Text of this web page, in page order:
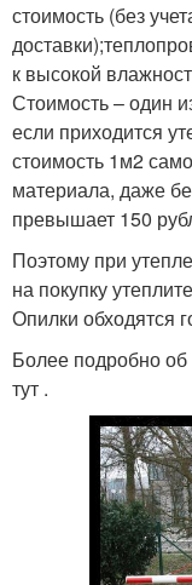
стоимость (без
к высокой
Стоимость – один
если приходится
стоимость 1м2
материала, даже
превышает 150
Поэтому при
на покупку
Опилки обходятся
Более подробно об
тут .